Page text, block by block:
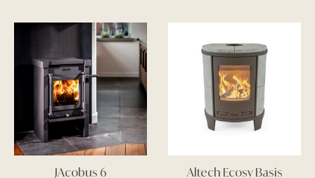
JAcobus 6
Altech Ecosy Basis